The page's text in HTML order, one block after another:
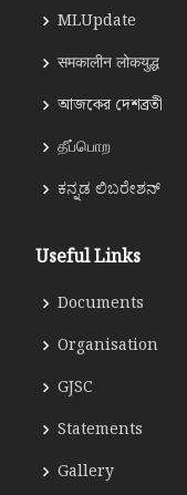
MLUpdate
समकालीन लोकयुद्ध
আজকের দেশব্রতী
தீப்பொற
ಕನ್ನಡ ಲಿಬರೇಶನ್
Useful Links
Documents
Organisation
GJSC
Statements
Gallery